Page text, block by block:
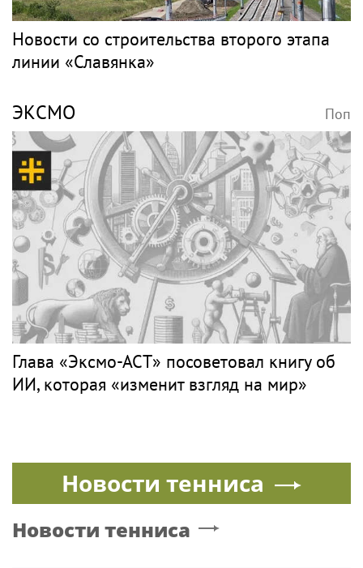
Уехала на Бали на пике славы, а в 50 лет
выпустила книгу и осталась одна: как
сложилась жизнь ведущей «Муз-ТВ» Дарьи
Субботиной
PR
ГРИГОРЬЕВ Поп
Новости со строительства второго этапа